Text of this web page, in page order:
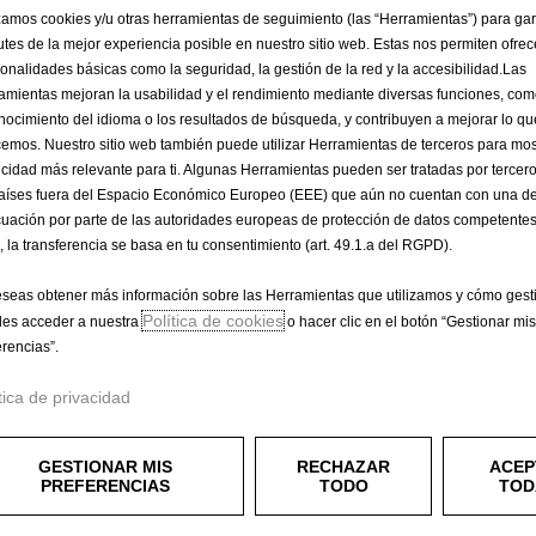
444,32 €
P
r
i
c
e
i
s
4
4
€
A
IVA/unidad
-
+
Q
u
a
n
t
t
y
e
Producto sin
Compra ahora, paga después
en el garaje para recargar cómodamente los
cookies y/u otras herramientas de seguimiento (las “Herramientas”) para
de la mejor experiencia posible en nuestro sitio web. Estas nos permiten
básicas como la seguridad, la gestión de la red y la accesibilidad.Las
mejoran la usabilidad y el rendimiento mediante diversas funciones,
del idioma o los resultados de búsqueda, y contribuyen a mejorar lo
Nuestro sitio web también puede utilizar Herramientas de terceros para
más relevante para ti. Algunas Herramientas pueden ser tratadas por
fuera del Espacio Económico Europeo (EEE) que aún no cuentan con una
por parte de las autoridades europeas de protección de datos
la transferencia se basa en tu consentimiento (art. 49.1.a del RGPD).
obtener más información sobre las Herramientas que utilizamos y cómo
acceder a nuestraPolítica de cookieso hacer clic en el botón “Gestionar mis
de privacidad
GESTIONAR MIS
PREFERENCIAS
RECHAZAR
TODO